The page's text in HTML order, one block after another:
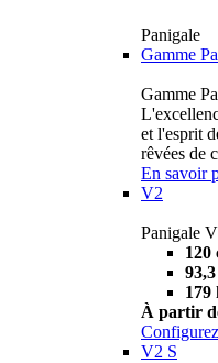
Panigale
Gamme
Gamme
et l'esprit
rêvées de
En savoir
V2
Panigale
120
179
À partir
V2 S